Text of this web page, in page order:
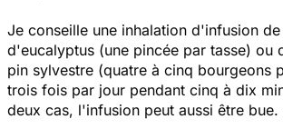
Je conseille une inhalation d'infusion
d'eucalyptus (une pincée par tasse) ou
pin sylvestre (quatre à cinq bourgeons
trois fois par jour pendant cinq à dix
deux cas, l'infusion peut aussi être bue.